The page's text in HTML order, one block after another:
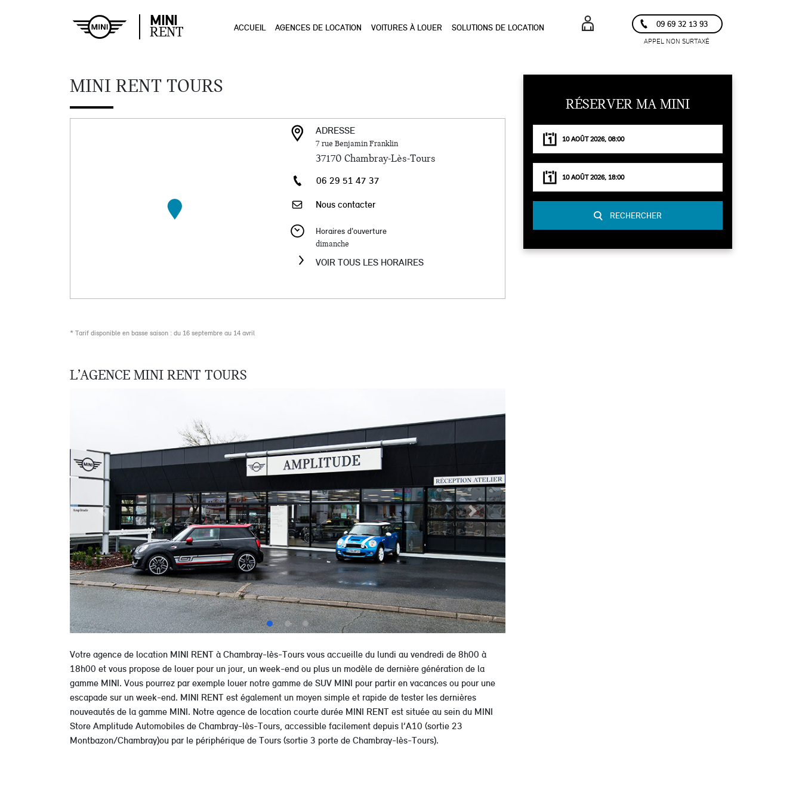
MINI
RENT ACCUEIL AGENCES DE LOCATION VOITURES À LOUER SOLUTIONS DE LOCATION 09 69 32 13 93
APPEL NON SURTAXÉ
MINI RENT TOURS
ADRESSE
7 rue Benjamin Franklin
37170 Chambray-Lès-Tours
06 29 51 47 37
Nous contacter
Horaires d'ouverture
dimanche
VOIR TOUS LES HORAIRES
* Tarif disponible en basse saison : du 16 septembre au 14 avril
L’AGENCE MINI RENT TOURS
Votre agence de location MINI RENT à Chambray-lès-Tours vous accueille du lundi au vendredi de 8h00 à
18h00 et vous propose de louer pour un jour, un week-end ou plus un modèle de dernière génération de la
gamme MINI. Vous pourrez par exemple louer notre gamme de SUV MINI pour partir en vacances ou pour une
escapade sur un week-end. MINI RENT est également un moyen simple et rapide de tester les dernières
nouveautés de la gamme MINI. Notre agence de location courte durée MINI RENT est située au sein du MINI
Store Amplitude Automobiles de Chambray-lès-Tours, accessible facilement depuis l’A10 (sortie 23
Montbazon/Chambray)ou par le périphérique de Tours (sortie 3 porte de Chambray-lès-Tours).
RÉSERVER MA MINI
RECHERCHER